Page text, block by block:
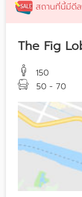
สถานที่นี้มีดี
The Fig
150
50 - 70